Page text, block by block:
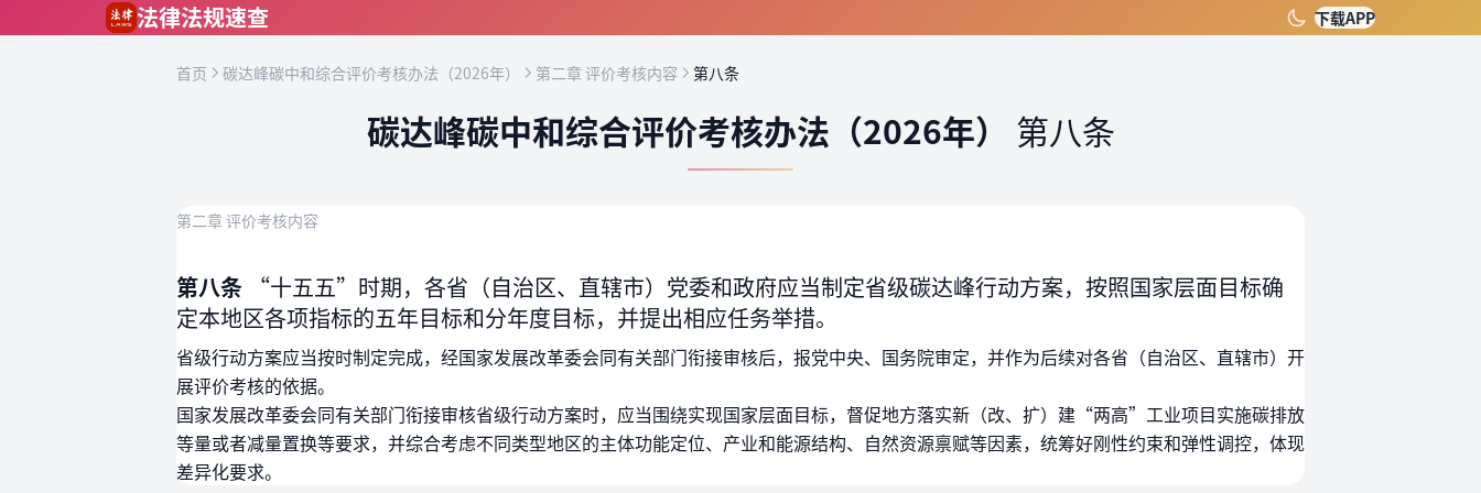
法律法规速查 下载APP
首页 碳达峰碳中和综合评价考核办法（2026年） 第二章 评价考核内容 第八条
碳达峰碳中和综合评价考核办法（2026年） 第八条
第二章 评价考核内容
第八条 “十五五”时期，各省（自治区、直辖市）党委和政府应当制定省级碳达峰行动方案，按照国家层面目标确
定本地区各项指标的五年目标和分年度目标，并提出相应任务举措。
省级行动方案应当按时制定完成，经国家发展改革委会同有关部门衔接审核后，报党中央、国务院审定，并作为后续对各省（自治区、直辖市）开
展评价考核的依据。
国家发展改革委会同有关部门衔接审核省级行动方案时，应当围绕实现国家层面目标，督促地方落实新（改、扩）建“两高”工业项目实施碳排放
等量或者减量置换等要求，并综合考虑不同类型地区的主体功能定位、产业和能源结构、自然资源禀赋等因素，统筹好刚性约束和弹性调控，体现
差异化要求。